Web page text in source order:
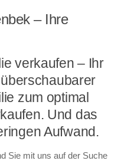
– Ihre
verkaufen – Ihr
zum optimal
Und das
Aufwand.
Sie mit uns auf der Suche